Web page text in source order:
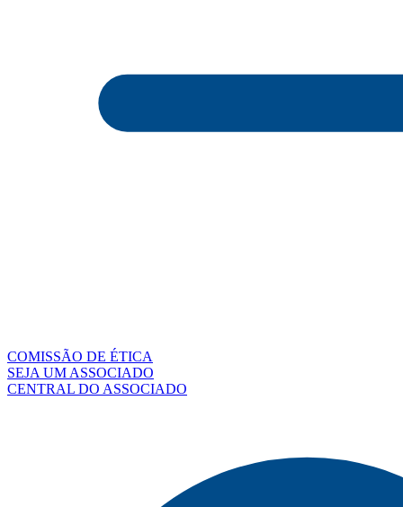
COMISSÃO DE ÉTICA
SEJA UM ASSOCIADO
CENTRAL DO ASSOCIADO